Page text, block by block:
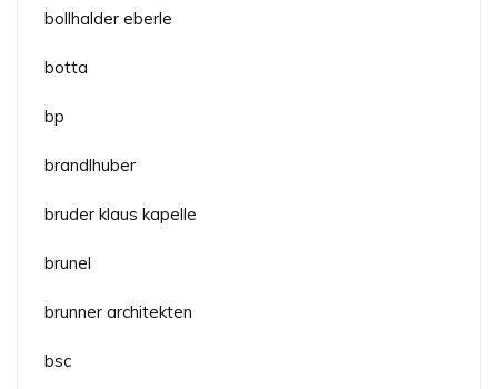
bollhalder eberle
botta
bp
brandlhuber
bruder klaus kapelle
brunel
brunner architekten
bsc